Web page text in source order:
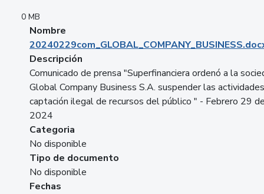
0 MB
Nombre
Descripción
Comunicado de prensa "Superfinanciera ordenó a la
Global Company Business S.A. suspender las
captación ilegal de recursos del público " - Febrero 29
2024
Categoria
No disponible
Tipo de documento
No disponible
Fechas